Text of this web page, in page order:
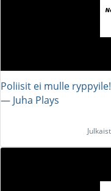
Poliisit ei mulle
― Juha Plays